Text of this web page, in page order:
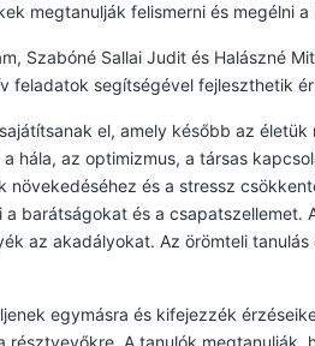
megtanulják felismerni és megélni
Szabóné Sallai Judit és Halászné
segítségével fejleszthetik
el, amely később az életük
hála, az optimizmus, a társas
és a stressz
barátságokat és a csapatszellemet.
az akadályokat. Az örömteli
egymásra és kifejezzék
A tanulók megtanulják,